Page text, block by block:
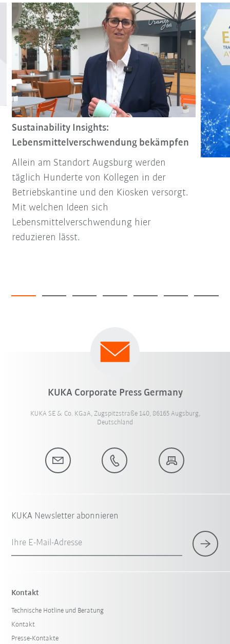
Sustainability Insights:
Lebensmittelverschwendung bekämpfen
Allein am Standort Augsburg werden
täglich Hunderte von Kollegen in der
Betriebskantine und den Kiosken versorgt.
Mit welchen Ideen sich
Lebensmittelverschwendung hier
reduzieren lässt.
KUKA Corporate Press Germany
KUKA SE & Co. KGaA, Zugspitzstraße 140, 86165 Augsburg,
Deutschland
KUKA Newsletter abonnieren
Ihre E-Mail-Adresse
Kontakt
Technische Hotline und Beratung
Kontakt
Presse-Kontakte